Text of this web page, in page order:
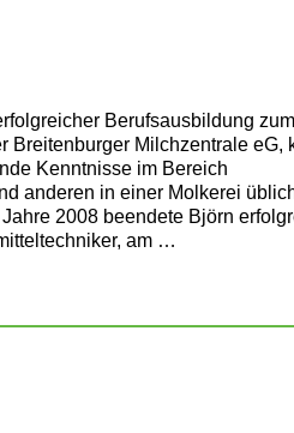
Berufsausbildung zum
Breitenburger Milchzentrale eG,
Kenntnisse im Bereich
anderen in einer Molkerei
2008 beendete Björn
am …